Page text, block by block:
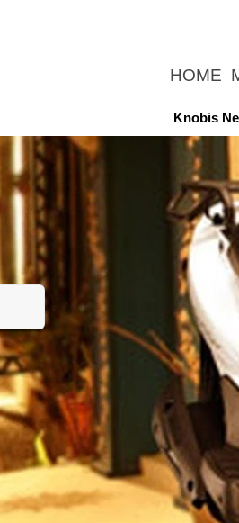
HOME
Knobis